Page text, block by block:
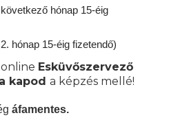
hónap 15-éig
hónap 15-éig fizetendő)
Esküvőszervező
kapod a képzés mellé!
áfamentes.